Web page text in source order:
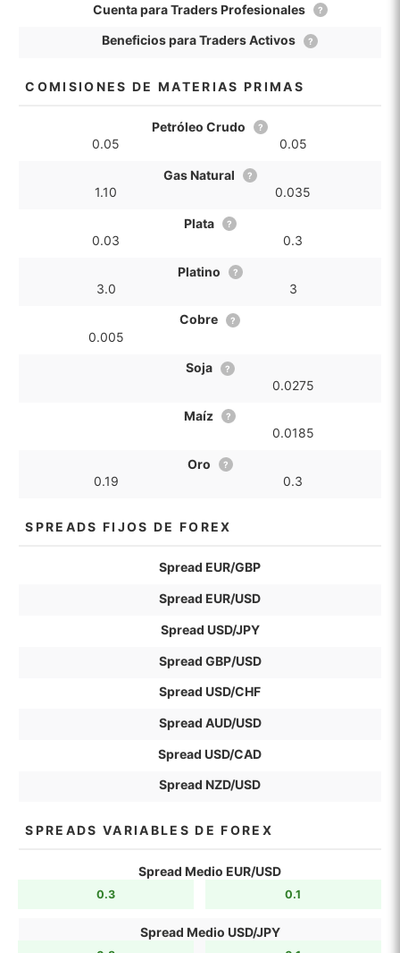
Cuenta para Traders Profesionales ?
Beneficios para Traders Activos ?
COMISIONES DE MATERIAS PRIMAS
Petróleo Crudo ?
0.05 0.05
Gas Natural ?
1.10 0.035
Plata ?
0.03 0.3
Platino ?
3.0 3
Cobre ?
0.005
Soja ?
0.0275
Maíz ?
0.0185
Oro ?
0.19 0.3
SPREADS FIJOS DE FOREX
Spread EUR/GBP
Spread EUR/USD
Spread USD/JPY
Spread GBP/USD
Spread USD/CHF
Spread AUD/USD
Spread USD/CAD
Spread NZD/USD
SPREADS VARIABLES DE FOREX
Spread Medio EUR/USD
0.3 0.1
Spread Medio USD/JPY